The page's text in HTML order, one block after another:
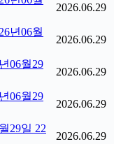
2026.06.29
년06월
2026.06.29
06월29
2026.06.29
06월29
2026.06.29
29일 22
2026.06.29